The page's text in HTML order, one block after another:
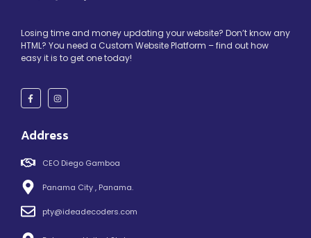
Losing time and money updating your website? Don’t know any
HTML? You need a Custom Website Platform – find out how
easy it is to get one today!
Address
CEO Diego Gamboa
Panama City , Panama.
pty@ideadecoders.com